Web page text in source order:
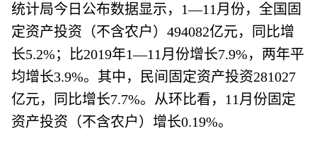
统计局今日公布数据显示，1—11月份，全国固
定资产投资（不含农户）494082亿元，同比增
长5.2%；比2019年1—11月份增长7.9%，两年平
均增长3.9%。其中，民间固定资产投资281027
亿元，同比增长7.7%。从环比看，11月份固定
资产投资（不含农户）增长0.19%。